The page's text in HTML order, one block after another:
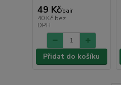
49 Kč/pair
40 Kč bez
DPH
Přidat do košíku